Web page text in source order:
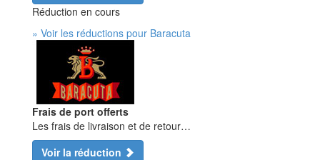
Réduction en cours
» Voir les réductions pour Baracuta
Frais de port offerts
Les frais de livraison et de retour…
Voir la réduction